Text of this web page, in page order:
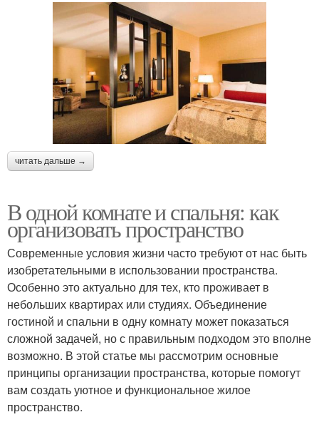
читать дальше →
В одной комнате и спальня: как
организовать пространство
Современные условия жизни часто требуют от нас быть
изобретательными в использовании пространства.
Особенно это актуально для тех, кто проживает в
небольших квартирах или студиях. Объединение
гостиной и спальни в одну комнату может показаться
сложной задачей, но с правильным подходом это вполне
возможно. В этой статье мы рассмотрим основные
принципы организации пространства, которые помогут
вам создать уютное и функциональное жилое
пространство.